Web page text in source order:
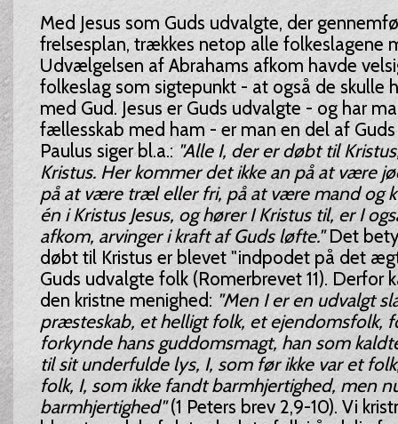
Med Jesus som Guds udvalgte, der
frelsesplan, trækkes netop alle folkeslagene
Udvælgelsen af Abrahams afkom havde
folkeslag som sigtepunkt - at også de skulle
med Gud. Jesus er Guds udvalgte - og har
fællesskab med ham - er man en del af
Paulus siger bl.a.: "Alle I, der er døbt til
Kristus. Her kommer det ikke an på at være
på at være træl eller fri, på at være mand og
én i Kristus Jesus, og hører I Kristus til, er I
afkom, arvinger i kraft af Guds løfte."Det
døbt til Kristus er blevet "indpodet på det
Guds udvalgte folk (Romerbrevet 11). Derfor
den kristne menighed: "Men I er en udvalgt
præsteskab, et helligt folk, et ejendomsfolk,
forkynde hans guddomsmagt, han som
til sit underfulde lys, I, som før ikke var et
folk, I, som ikke fandt barmhjertighed, men
barmhjertighed"(1 Peters brev 2,9-10). Vi